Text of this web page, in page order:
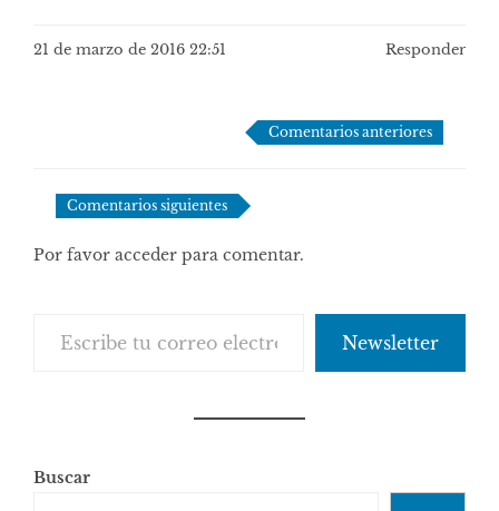
21 de marzo de 2016 22:51 Responder
comentarios
Comentarios anteriores
Comentarios siguientes
Por favor acceder para comentar.
Newsletter
Buscar